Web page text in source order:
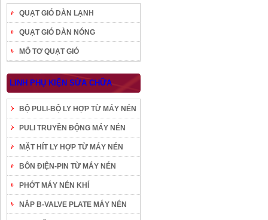
QUẠT GIÓ DÀN LẠNH
QUẠT GIÓ DÀN NÓNG
MÔ TƠ QUẠT GIÓ
LINH PHỤ KIỆN SỬA CHỮA
BỘ PULI-BỘ LY HỢP TỪ MÁY NÉN
PULI TRUYỀN ĐỘNG MÁY NÉN
MẶT HÍT LY HỢP TỪ MÁY NÉN
BÔN ĐIỆN-PIN TỪ MÁY NÉN
PHỚT MÁY NÉN KHÍ
NẮP B-VALVE PLATE MÁY NÉN